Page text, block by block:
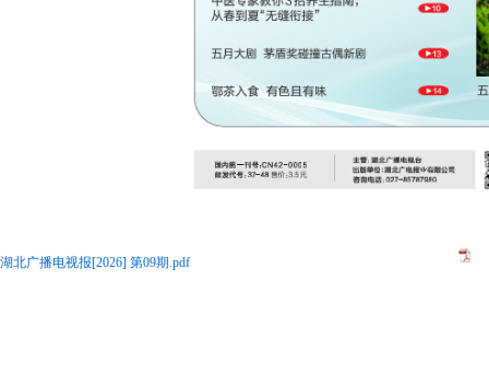
湖北广播电视报[2026] 第09期.pdf